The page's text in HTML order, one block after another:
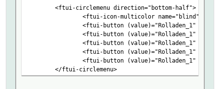
<ftui-circlemenu direction="bottom-half">
<ftui-icon-multicolor name="blind"
<ftui-button (value)="Rolladen_1"
<ftui-button (value)="Rolladen_1"
<ftui-button (value)="Rolladen_1"
<ftui-button (value)="Rolladen_1"
<ftui-button (value)="Rolladen_1"
</ftui-circlemenu>